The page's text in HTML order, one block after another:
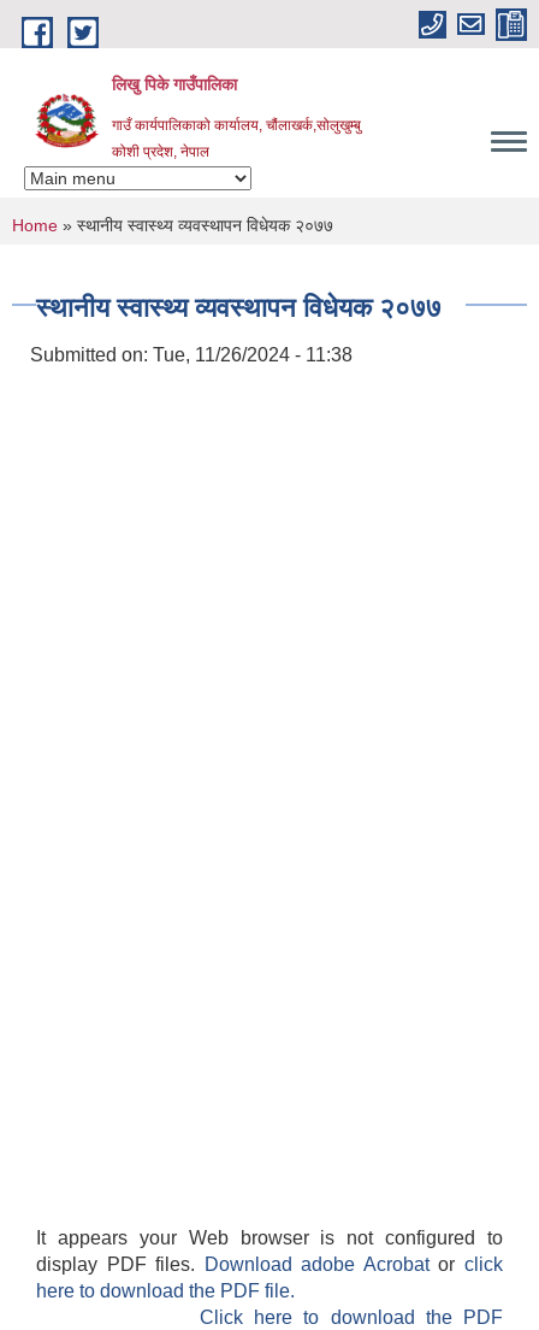
Skip to main content
लिखु पिके गाउँपालिका
गाउँ कार्यपालिकाको कार्यालय, चौंलाखर्क,सोलुखुम्बु
कोशी प्रदेश, नेपाल
You are here
Home » स्थानीय स्वास्थ्य व्यवस्थापन विधेयक २०७७
स्थानीय स्वास्थ्य व्यवस्थापन विधेयक २०७७
Submitted on: Tue, 11/26/2024 - 11:38
It appears your Web browser is not configured to
display PDF files.
Download adobe Acrobatorclick
here to download the PDF file.
Click here to download the PDF